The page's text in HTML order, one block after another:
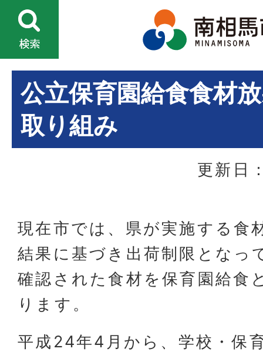
公立保育園給食食材
取り組み
更新日
現在市では、県が実施する食
結果に基づき出荷制限となっ
確認された食材を保育園給食
ります。
平成24年4月から、学校・保